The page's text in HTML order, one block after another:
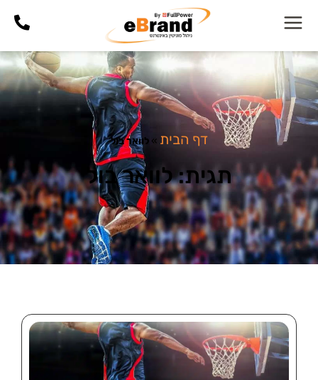
דף הבית »לוואר בול
תגית: לוואר בול